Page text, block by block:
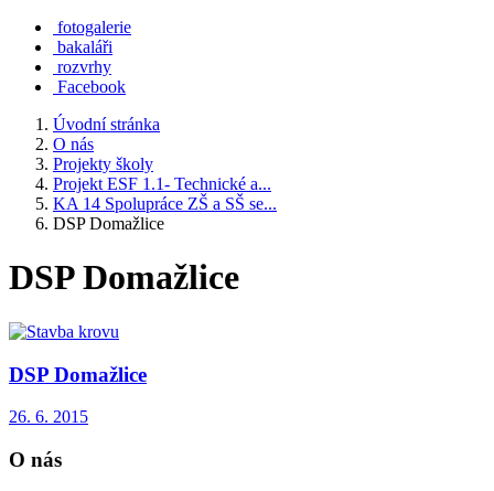
fotogalerie
bakaláři
rozvrhy
Facebook
Úvodní stránka
O nás
Projekty školy
Projekt ESF 1.1- Technické a...
KA 14 Spolupráce ZŠ a SŠ se...
DSP Domažlice
DSP Domažlice
DSP Domažlice
26. 6. 2015
O nás